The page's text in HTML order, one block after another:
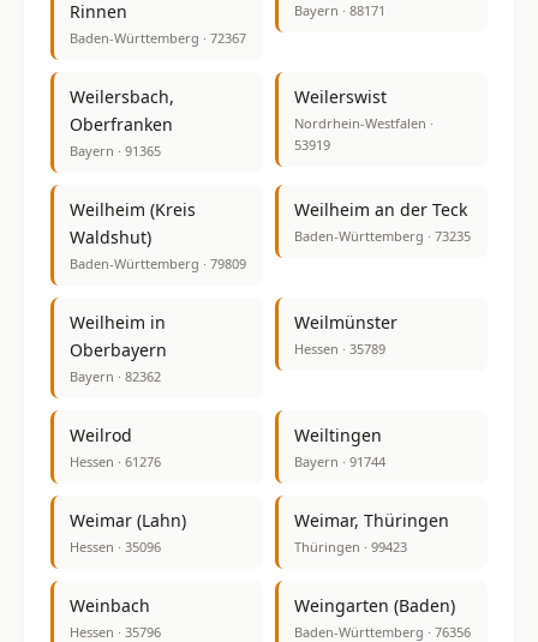
Rinnen
Baden-Württemberg · 72367
Bayern · 88171
Weilersbach,
Oberfranken
Bayern · 91365
Weilerswist
Nordrhein-Westfalen ·
53919
Weilheim (Kreis
Waldshut)
Baden-Württemberg · 79809
Weilheim an der Teck
Baden-Württemberg · 73235
Weilheim in
Oberbayern
Bayern · 82362
Weilmünster
Hessen · 35789
Weilrod
Hessen · 61276
Weiltingen
Bayern · 91744
Weimar (Lahn)
Hessen · 35096
Weimar, Thüringen
Thüringen · 99423
Weinbach
Hessen · 35796
Weingarten (Baden)
Baden-Württemberg · 76356